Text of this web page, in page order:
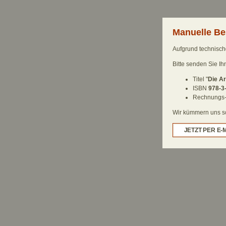
Manuelle
Aufgrund
Bitte senden Sie
Titel "Die
ISBN 978-
Wir kümmern uns
JETZT PER E-